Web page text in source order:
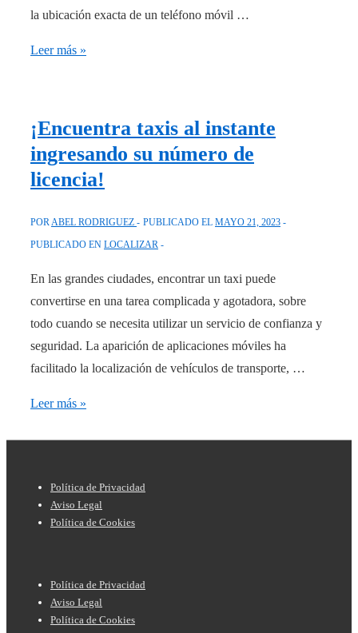
la ubicación exacta de un teléfono móvil …
Localiza
GPS
en
tiempo
¡La
solución
definitiva!
Leer más »
¡Encuentra taxis al instante
ingresando su número de
licencia!
POR ABEL RODRIGUEZ PUBLICADO EL MAYO 21, 2023
PUBLICADO EN LOCALIZAR
En las grandes ciudades, encontrar un taxi puede
convertirse en una tarea complicada y agotadora, sobre
todo cuando se necesita utilizar un servicio de confianza y
seguridad. La aparición de aplicaciones móviles ha
facilitado la localización de vehículos de transporte, …
¡Encuentra
ingresando
licencia!
Leer más »
Menú
del
pie
página
Política de Privacidad
Aviso Legal
Política de Cookies
Menú
del
pie
Política de Privacidad
Aviso Legal
Política de Cookies